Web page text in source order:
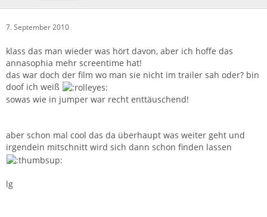
7. September 2010
klass das man wieder was hört davon, aber ich hoffe das
annasophia mehr screentime hat!
das war doch der film wo man sie nicht im trailer sah oder? bin
doof ich weiß
sowas wie in jumper war recht enttäuschend!
aber schon mal cool das da überhaupt was weiter geht und
irgendein mitschnitt wird sich dann schon finden lassen
lg